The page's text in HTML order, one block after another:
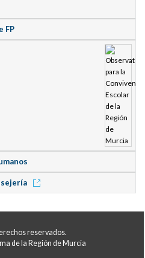
FP
reservados.
de la Región de Murcia